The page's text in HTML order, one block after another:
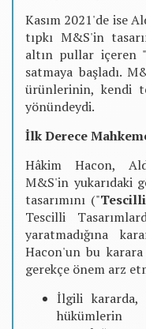
Kasım 2021'de ise
tıpkı M&S'in
altın pullar içeren "
satmaya başladı.
ürünlerinin, kendi
yönündeydi.
İlk Derece
Hâkim Hacon,
M&S'in yukarıdaki
tasarımını ("
Tescilli
yaratmadığına
Hacon'un bu
gerekçe önem arz
İlgili kararda,
hükümlerin